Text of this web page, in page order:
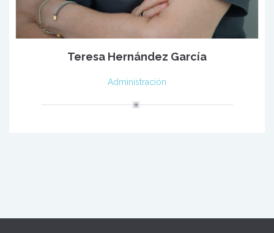
Teresa Hernández García
Administración